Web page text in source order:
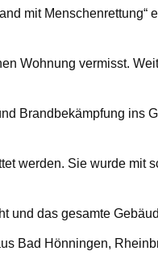
mit Menschenrettung“
Wohnung vermisst.
Brandbekämpfung ins
werden. Sie wurde mit
und das gesamte
Bad Hönningen,